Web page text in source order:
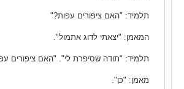
תלמיד: "האם ציפורים עפות?"
המאמן: "יצאתי לדוג אתמול".
תלמיד: "תודה שסיפרת לי". "האם ציפורים
מאמן: "כן".